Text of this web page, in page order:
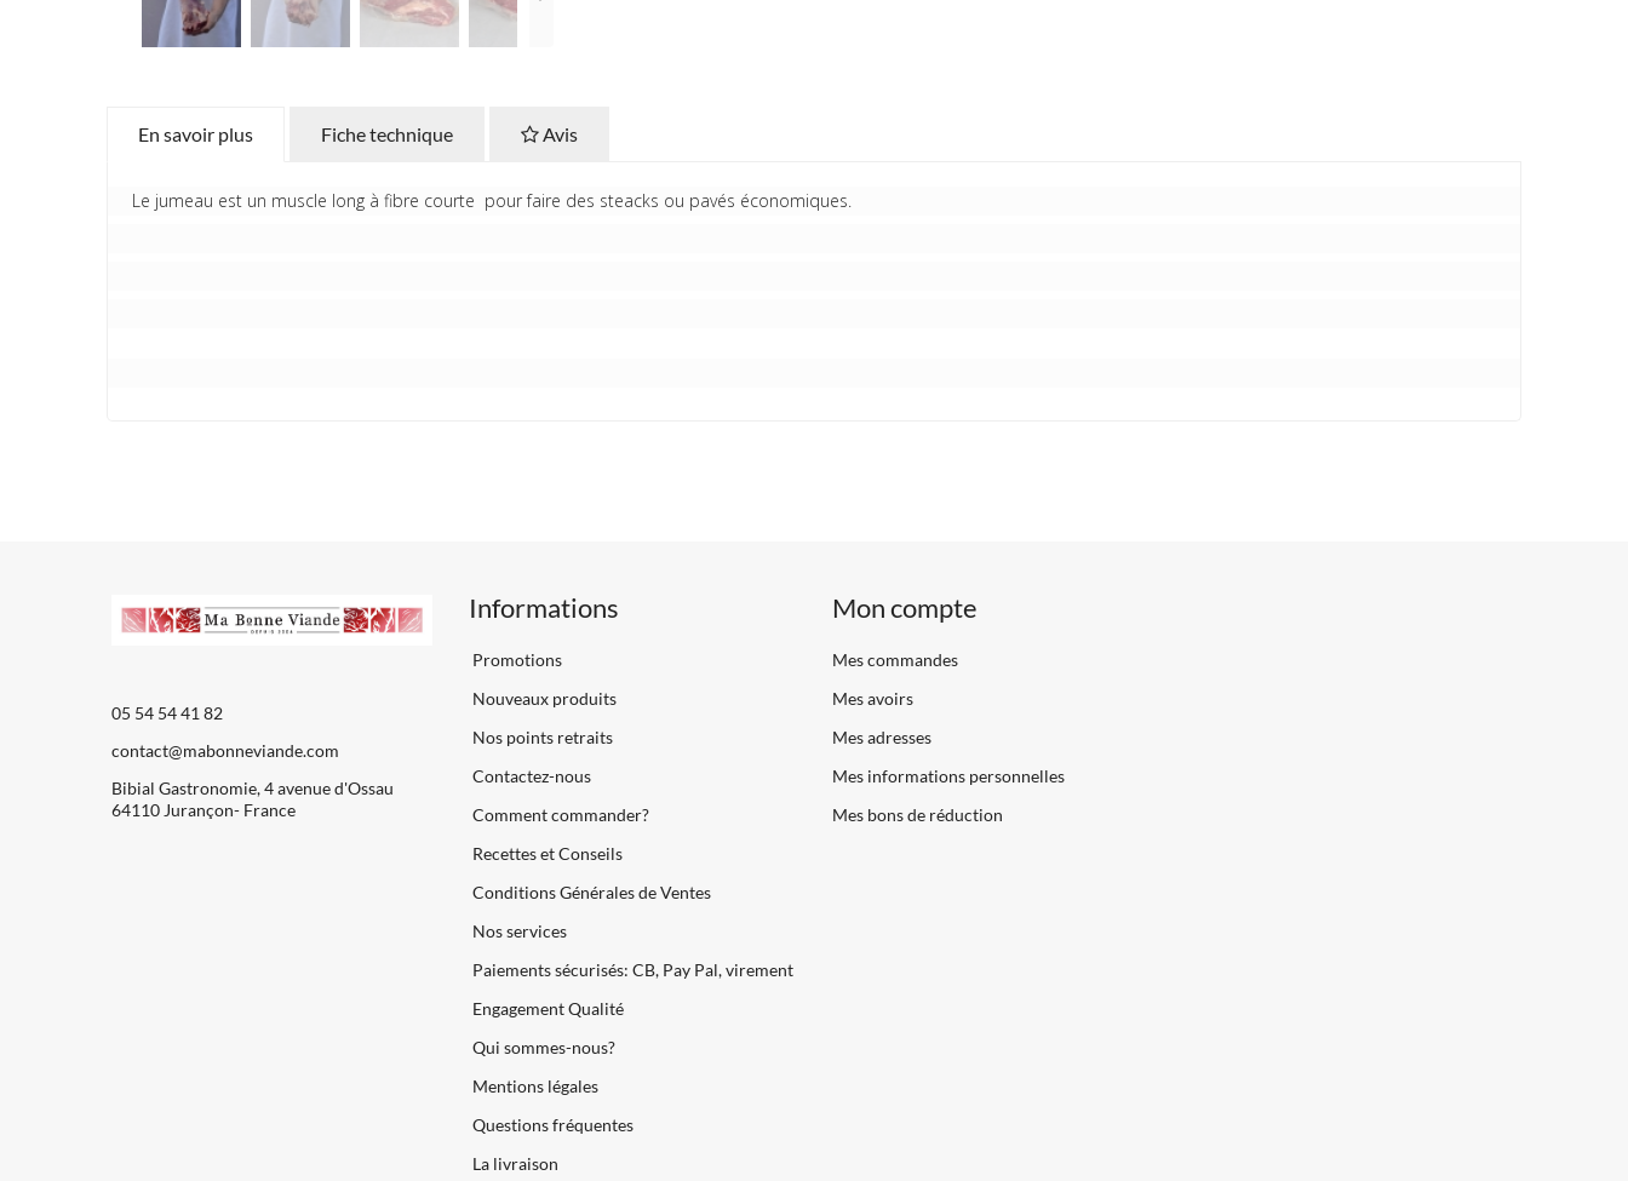
En savoir plus Fiche technique Avis
Le jumeau est un muscle long à fibre courte pour faire des steacks ou pavés économiques.
05 54 54 41 82
contact@mabonneviande.com
Bibial Gastronomie, 4 avenue d'Ossau
64110 Jurançon- France
Informations
Promotions
Nouveaux produits
Nos points retraits
Contactez-nous
Comment commander?
Recettes et Conseils
Conditions Générales de Ventes
Nos services
Paiements sécurisés: CB, Pay Pal, virement
Engagement Qualité
Qui sommes-nous?
Mentions légales
Questions fréquentes
La livraison
Mon compte
Mes commandes
Mes avoirs
Mes adresses
Mes informations personnelles
Mes bons de réduction